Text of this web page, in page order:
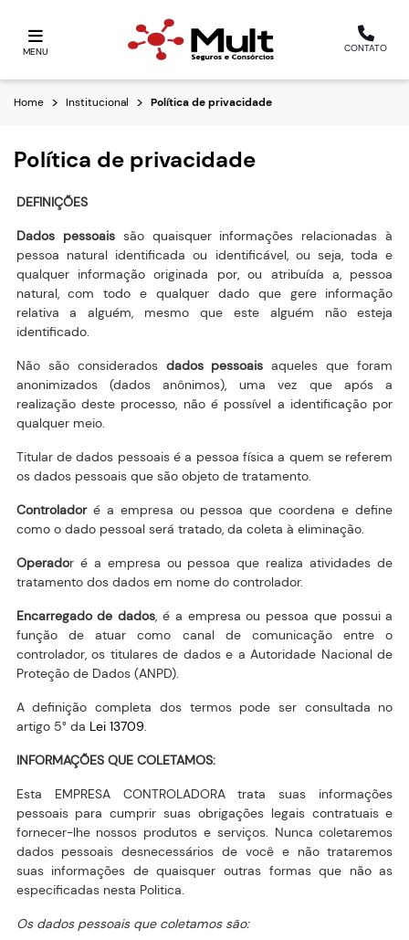
MENU CONTATO
Home Institucional Política de privacidade
Política de privacidade
DEFINIÇÕES
Dados pessoaissão quaisquer informações relacionadas à
pessoa natural identificada ou identificável, ou seja, toda e
qualquer informação originada por, ou atribuída a, pessoa
natural, com todo e qualquer dado que gere informação
relativa a alguém, mesmo que este alguém não esteja
identificado.
Não são considerados dados pessoais aqueles que foram
anonimizados (dados anônimos), uma vez que após a
realização deste processo, não é possível a identificação por
qualquer meio.
Titular de dados pessoais é a pessoa física a quem se referem
os dados pessoais que são objeto de tratamento.
Controladoré a empresa ou pessoa que coordena e define
como o dado pessoal será tratado, da coleta à eliminação.
Operador é a empresa ou pessoa que realiza atividades de
tratamento dos dados em nome do controlador.
Encarregado de dados, é a empresa ou pessoa que possui a
função de atuar como canal de comunicação entre o
controlador, os titulares de dados e a Autoridade Nacional de
Proteção de Dados (ANPD).
A definição completa dos termos pode ser consultada no
artigo 5° da Lei 13709.
INFORMAÇÕES QUE COLETAMOS:
Esta EMPRESA CONTROLADORA trata suas informações
pessoais para cumprir suas obrigações legais contratuais e
fornecer-lhe nossos produtos e serviços. Nunca coletaremos
dados pessoais desnecessários de você e não trataremos
suas informações de quaisquer outras formas que não as
especificadas nesta Politica.
Os dados pessoais que coletamos são: